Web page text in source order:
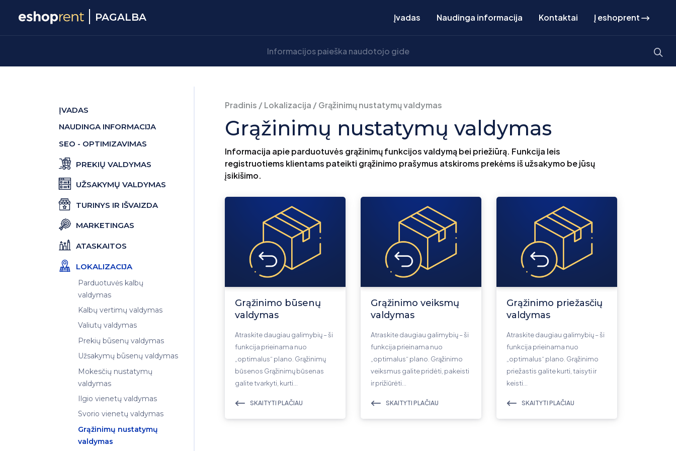
PAGALBA Įvadas Naudinga informacija Kontaktai Į eshoprent
Pradinis /Lokalizacija /Grąžinimų nustatymų valdymas
Grąžinimų nustatymų valdymas
Informacija apie parduotuvės grąžinimų funkcijos valdymą bei priežiūrą. Funkcija leis
registruotiems klientams pateikti grąžinimo prašymus atskiroms prekėms iš užsakymo be jūsų
įsikišimo.
Grąžinimo būsenų
valdymas
Atraskite daugiau galimybių – ši
funkcija prieinama nuo
„optimalus“ plano. Grąžinimų
būsenos Grąžinimų būsenas
galite tvarkyti, kurti…
SKAITYTI PLAČIAU
Grąžinimo veiksmų
valdymas
Atraskite daugiau galimybių – ši
funkcija prieinama nuo
„optimalus“ plano. Grąžinimo
veiksmus galite pridėti, pakeisti
ir prižiūrėti…
SKAITYTI PLAČIAU
Grąžinimo priežasčių
valdymas
Atraskite daugiau galimybių – ši
funkcija prieinama nuo
„optimalus“ plano. Grąžinimo
priežastis galite kurti, taisyti ir
keisti…
SKAITYTI PLAČIAU
ĮVADAS
NAUDINGA INFORMACIJA
SEO - OPTIMIZAVIMAS
PREKIŲ VALDYMAS
UŽSAKYMŲ VALDYMAS
TURINYS IR IŠVAIZDA
MARKETINGAS
ATASKAITOS
LOKALIZACIJA
Parduotuvės kalbų
valdymas
Kalbų vertimų valdymas
Valiutų valdymas
Prekių būsenų valdymas
Užsakymų būsenų valdymas
Mokesčių nustatymų
valdymas
Ilgio vienetų valdymas
Svorio vienetų valdymas
Grąžinimų nustatymų
valdymas